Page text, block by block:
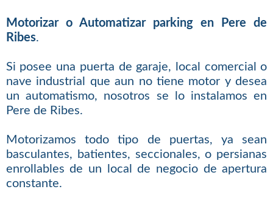
Motorizar o Automatizar parking en Pere de
Ribes.
Si posee una puerta de garaje, local comercial o
nave industrial que aun no tiene motor y desea
un automatismo, nosotros se lo instalamos en
Pere de Ribes.
Motorizamos todo tipo de puertas, ya sean
basculantes, batientes, seccionales, o persianas
enrollables de un local de negocio de apertura
constante.